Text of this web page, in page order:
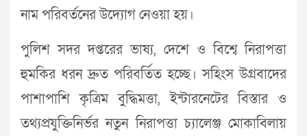
নাম পরিবর্তনের উদ্যোগ নেওয়া হয়।
পুলিশ সদর দপ্তরের ভাষ্য, দেশে ও বিশ্বে নিরাপত্তা
হুমকির ধরন দ্রুত পরিবর্তিত হচ্ছে। সহিংস উগ্রবাদের
পাশাপাশি কৃত্রিম বুদ্ধিমত্তা, ইন্টারনেটের বিস্তার ও
তথ্যপ্রযুক্তিনির্ভর নতুন নিরাপত্তা চ্যালেঞ্জ মোকাবিলায়